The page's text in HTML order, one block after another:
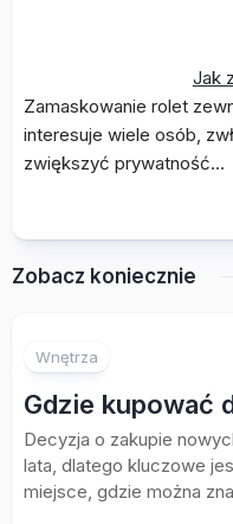
Jak
Zamaskowanie rolet
interesuje wiele osób,
zwiększyć prywatność…
Zobacz koniecznie
Wnętrza
Gdzie kupować
Decyzja o zakupie
lata, dlatego kluczowe
miejsce, gdzie można